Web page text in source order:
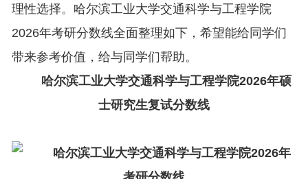
理性选择。哈尔滨工业大学交通科学与工程学院
2026年考研分数线全面整理如下，希望能给同学们
带来参考价值，给与同学们帮助。
哈尔滨工业大学交通科学与工程学院2026年硕
士研究生复试分数线